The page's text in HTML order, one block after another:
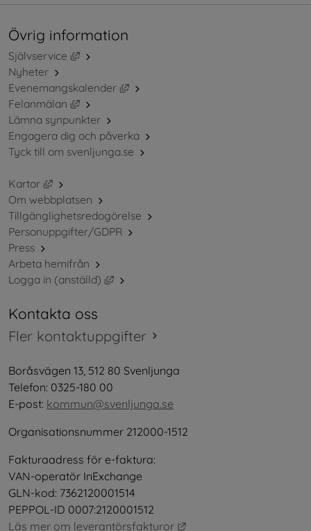
Övrig information
Självservice
Länk till annan webbplats, öppnas i nytt fönster.
Nyheter
Evenemangskalender
Länk till annan webbplats, öppnas i
Felanmälan
Länk till annan webbplats, öppnas i nytt fönster.
Lämna synpunkter
Engagera dig och påverka
Tyck till om svenljunga.se
Kartor
Länk till annan webbplats, öppnas i nytt fönster.
Om webbplatsen
Tillgänglighetsredogörelse
Personuppgifter/GDPR
Press
Arbeta hemifrån
Logga in (anställd)
Länk till annan webbplats, öppnas i nytt
Kontakta oss
Fler kontaktuppgifter
Boråsvägen 13, 512 80 Svenljunga
Telefon: 0325-180 00
E-post: kommun@svenljunga.se
Organisationsnummer 212000-1512
Fakturaadress för e-faktura:
VAN-operatör InExchange
GLN-kod: 7362120001514
PEPPOL-ID 0007:2120001512
Läs mer om leverantörsfakturor